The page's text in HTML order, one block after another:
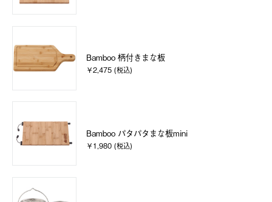
Bamboo 柄付きまな板
￥2,475 (税込)
Bamboo パタパタまな板mini
￥1,980 (税込)